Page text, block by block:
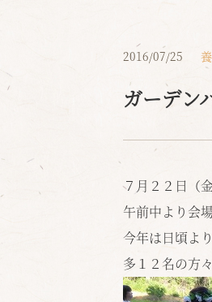
2016/07/25
ガーデン
７月２２日（
午前中より会
今年は日頃よ
多１２名の方